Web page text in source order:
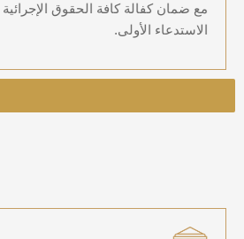
مع ضمان كفالة كافة الحقوق
الاستدعاء الأولى.